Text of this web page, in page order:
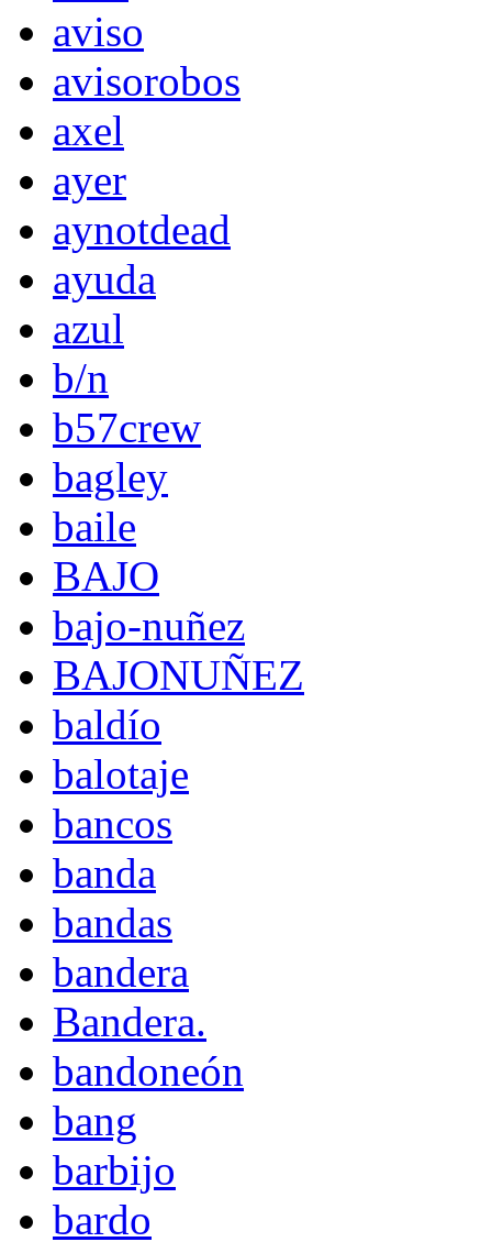
aviso
avisorobos
axel
ayer
aynotdead
ayuda
azul
b/n
b57crew
bagley
baile
BAJO
bajo-nuñez
BAJONUÑEZ
baldío
balotaje
bancos
banda
bandas
bandera
Bandera.
bandoneón
bang
barbijo
bardo